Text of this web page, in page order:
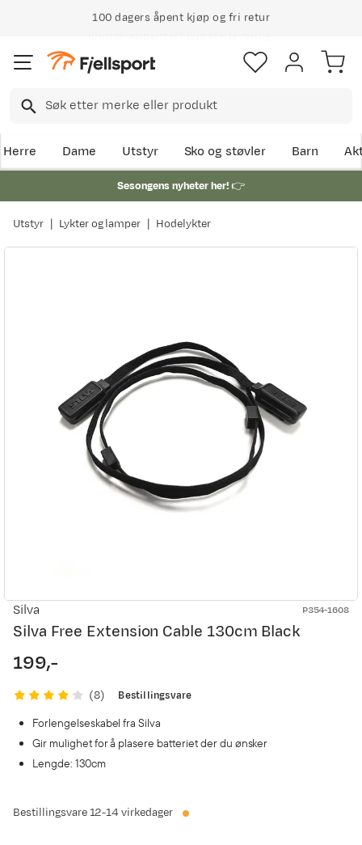
Klimakompensert lynrask levering
Herre Dame Utstyr Sko og støvler Barn
Sesongens nyheter her!👉
Utstyr Lykter og lamper Hodelykter
Silva P354-1608
Silva Free Extension Cable 130cm Black
price
199,-
(8)
Bestillingsvare
Forlengelseskabel fra Silva
Gir mulighet for å plasere batteriet der du ønsker
Lengde: 130cm
Bestillingsvare 12-14 virkedager